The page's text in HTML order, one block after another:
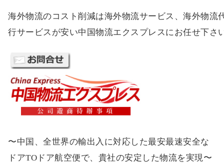
海外物流のコスト削減は海外物流サービス、海外物流
行サービスが安い中国物流エクスプレスにお任せ下さ
〜中国、全世界の輸出入に対応した最安最速安全な
ドアTOドア航空便で、貴社の安定した物流を実現〜